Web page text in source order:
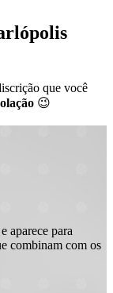
que você
😉
aparece para
combinam com os